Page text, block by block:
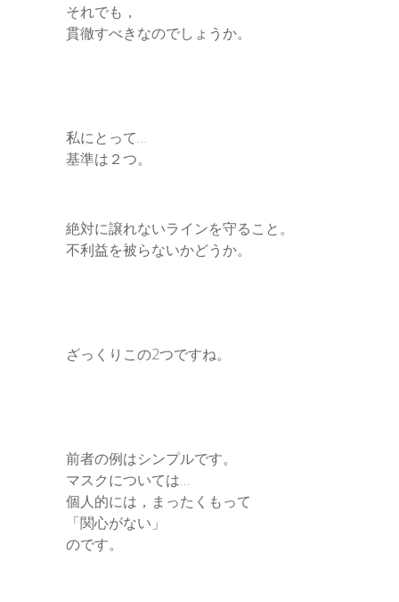
それでも，
貫徹すべきなのでしょうか。
私にとって…
基準は２つ。
絶対に譲れないラインを守ること。
不利益を被らないかどうか。
ざっくりこの2つですね。
前者の例はシンプルです。
マスクについては…
個人的には，まったくもって
「関心がない」
のです。